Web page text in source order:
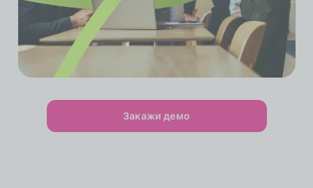
Закажи демо